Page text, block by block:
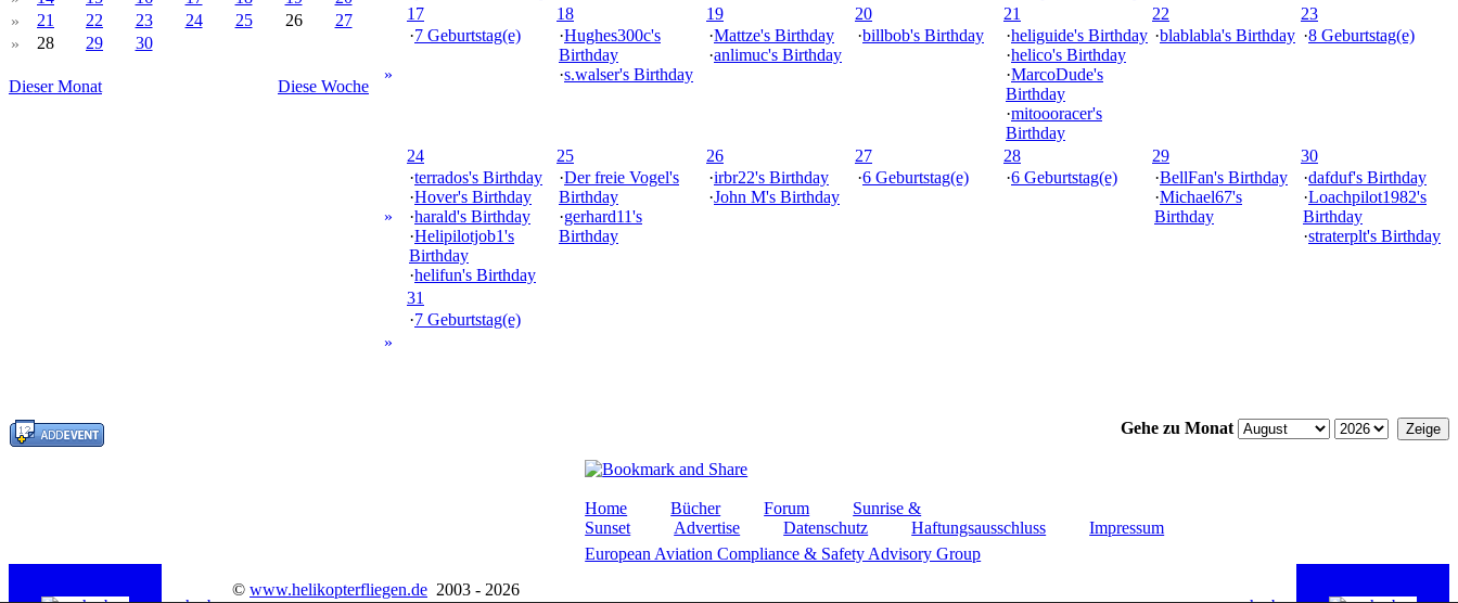
»
21 22 23 24 25 26
27
»
28 29 30
Dieser Monat Diese Woche
»
17
·7 Geburtstag(e)
18
·Hughes300c's
Birthday
·s.walser's Birthday
19
·Mattze's Birthday
·anlimuc's Birthday
20
·billbob's Birthday
21
·heliguide's Birthday
·helico's Birthday
·MarcoDude's
Birthday
·mitoooracer's
Birthday
22
·blablabla's Birthday
23
·8 Geburtstag(e)
»
24
·terrados's Birthday
·Hover's Birthday
·harald's Birthday
·Helipilotjob1's
Birthday
·helifun's Birthday
25
·Der freie Vogel's
Birthday
·gerhard11's
Birthday
26
·irbr22's Birthday
·John M's Birthday
27
·6 Geburtstag(e)
28
·6 Geburtstag(e)
29
·BellFan's Birthday
·Michael67's
Birthday
30
·dafduf's Birthday
·Loachpilot1982's
Birthday
·straterplt's Birthday
»
31
·7 Geburtstag(e)
Gehe zu Monat
Home Bücher Forum
Sunrise &
Sunset
Advertise Datenschutz Haftungsausschluss
Impressum
European Aviation Compliance & Safety Advisory Group
© www.helikopterfliegen.de 2003 - 2026